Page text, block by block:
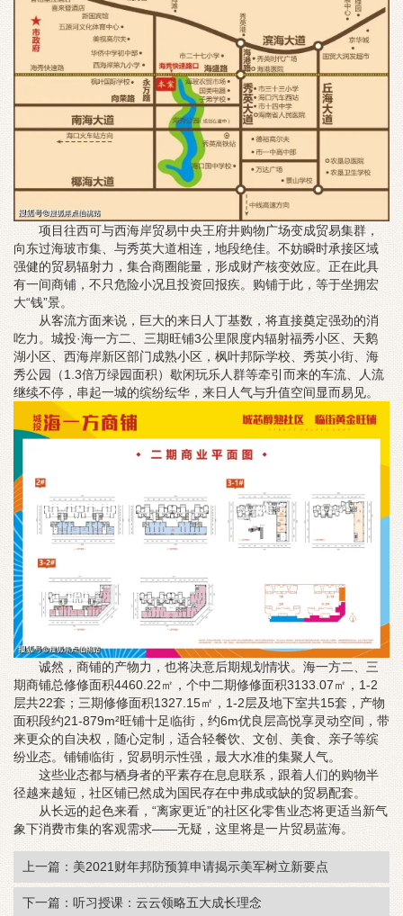
项目往西可与西海岸贸易中央王府井购物广场变成贸易集群，
向东过海玻市集、与秀英大道相连，地段绝佳。不妨瞬时承接区域
强健的贸易辐射力，集合商圈能量，形成财产核变效应。正在此具
有一间商铺，不只危险小况且投资回报疾。购铺于此，等于坐拥宏
大“钱”景。
从客流方面来说，巨大的来日人丁基数，将直接奠定强劲的消
吃力。城投·海一方二、三期旺铺3公里限度内辐射福秀小区、天鹅
湖小区、西海岸新区部门成熟小区，枫叶邦际学校、秀英小街、海
秀公园（1.3倍万绿园面积）歇闲玩乐人群等牵引而来的车流、人流
继续不停，串起一城的缤纷纭华，来日人气与升值空间显而易见。
诚然，商铺的产物力，也将决意后期规划情状。海一方二、三
期商铺总修修面积4460.22㎡，个中二期修修面积3133.07㎡，1-2
层共22套；三期修修面积1327.15㎡，1-2层及地下室共15套，产物
面积段约21-879m²旺铺十足临街，约6m优良层高悦享灵动空间，带
来更众的自决权，随心定制，适合轻餐饮、文创、美食、亲子等缤
纷业态。铺铺临街，贸易明示性强，最大水准的集聚人气。
这些业态都与栖身者的平素存在息息联系，跟着人们的购物半
径越来越短，社区铺已然成为国民存在中弗成或缺的贸易配套。
从长远的起色来看，“离家更近”的社区化零售业态将更适当新气
象下消费市集的客观需求——无疑，这里将是一片贸易蓝海。
上一篇：美2021财年邦防预算申请揭示美军树立新要点
下一篇：听习授课：云云领略五大成长理念